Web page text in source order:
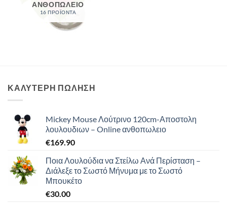
ΑΝΘΟΠΩΛΕΙΟ
16 ΠΡΟΪΌΝΤΑ
ΚΑΛΥΤΕΡΗ ΠΩΛΗΣΗ
Mickey Mouse Λούτρινο 120cm-Αποστολη
λουλουδιων – Online ανθοπωλειο
€169.90
Ποια Λουλούδια να Στείλω Ανά Περίσταση –
Διάλεξε το Σωστό Μήνυμα με το Σωστό
Μπουκέτο
€30.00